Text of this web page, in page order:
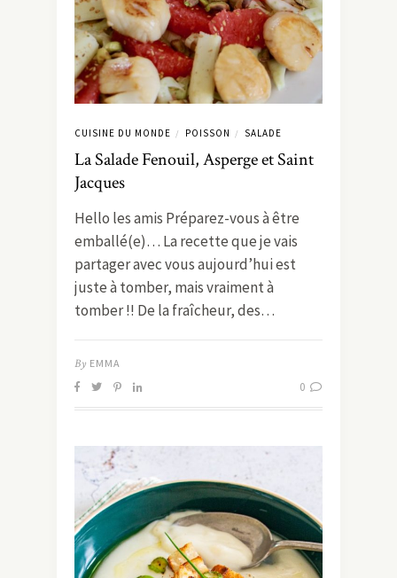
CUISINE DU MONDE / POISSON / SALADE
La Salade Fenouil, Asperge et Saint
Jacques
Hello les amis Préparez-vous à être
emballé(e)… La recette que je vais
partager avec vous aujourd’hui est
juste à tomber, mais vraiment à
tomber !! De la fraîcheur, des…
By EMMA
0